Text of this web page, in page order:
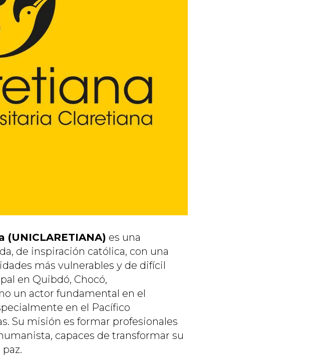
(UNICLARETIANA) es una
de inspiración católica, con una
más vulnerables y de difícil
en Quibdó, Chocó,
un actor fundamental en el
en el Pacífico
Su misión es formar profesionales
capaces de transformar su